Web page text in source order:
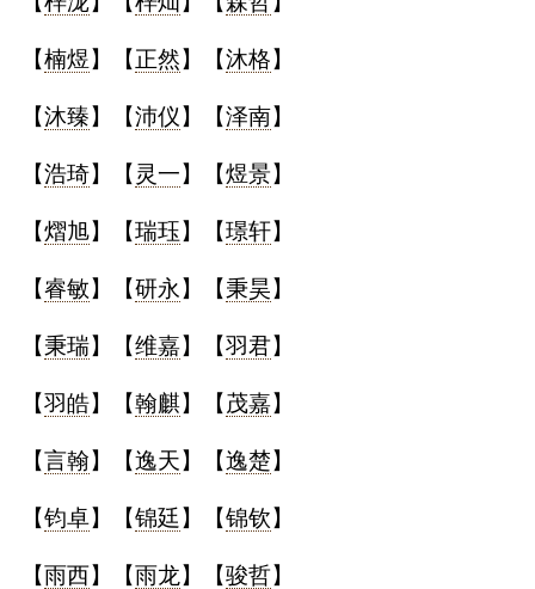
【楠煜】【正然】【沐格】
【沐臻】【沛仪】【泽南】
【浩琦】【 灵一】【煜景】
【熠旭】【瑞珏】【璟轩】
【睿敏】【研永 】【秉昊】
【秉瑞】【维嘉】【羽君】
【羽皓】【翰麒】【茂嘉】
【言翰】【逸天】【逸楚】
【钧卓】【锦廷 】【锦钦】
【雨西】【雨龙】【骏哲】